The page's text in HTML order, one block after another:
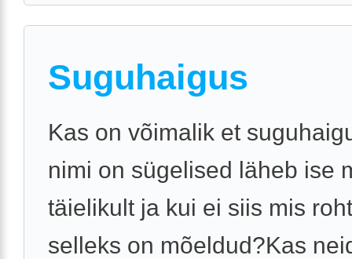
Suguhaigus
Kas on võimalik et
nimi on sügelised läheb ise
täielikult ja kui ei siis mis
selleks on mõeldud?Kas